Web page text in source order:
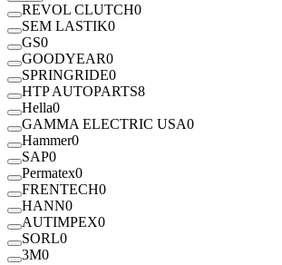
REVOL CLUTCH0
SEM LASTIK0
GS0
GOODYEAR0
SPRINGRIDE0
HTP AUTOPARTS8
Hella0
GAMMA ELECTRIC USA0
Hammer0
SAP0
Permatex0
FRENTECH0
HANN0
AUTIMPEX0
SORL0
3M0